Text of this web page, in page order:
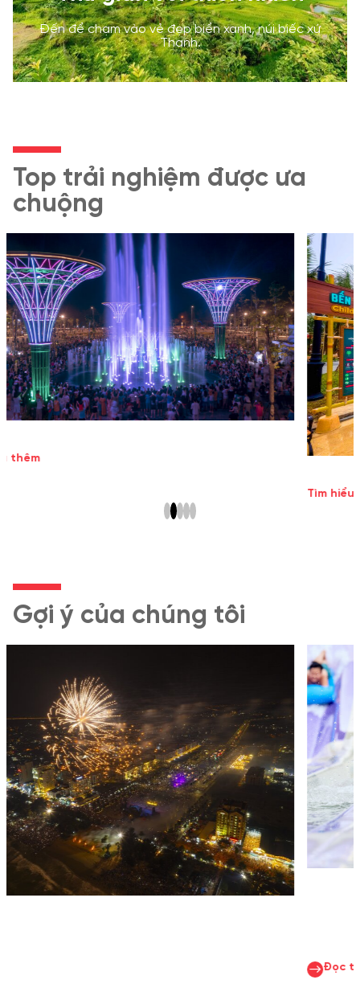
Đến để chạm vào vẻ đẹp biển xanh, núi biếc xứ
Thanh.
Top trải nghiệm được ưa
chuộng
Gợi ý của chúng tôi